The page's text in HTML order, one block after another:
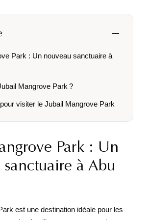
Park : Un nouveau sanctuaire à
Mangrove Park ?
visiter le Jubail Mangrove Park
Park : Un
à Abu
est une destination idéale pour les